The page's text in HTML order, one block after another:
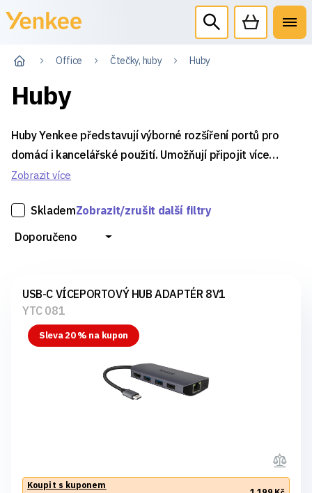
Office Čtečky, huby Huby
Huby
Huby Yenkee představují výborné rozšíření portů pro
domácí i kancelářské použití. Umožňují připojit více
zařízení, jako jsou externí disky, tiskárny nebo
práce a efektivitu v každodenním používání.
Zobrazit více
SklademZobrazit/zrušit další filtry
Doporučeno
USB-C VÍCEPORTOVÝ HUB ADAPTÉR 8V1
YTC 081
Sleva 20 % na kupon
Koupit s kuponem